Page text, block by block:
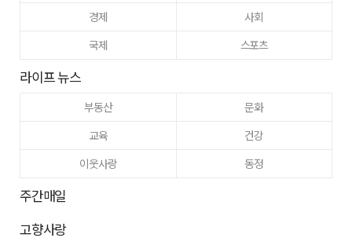
경제
사회
국제
스포츠
라이프 뉴스
부동산
문화
교육
건강
이웃사랑
동정
주간매일
고향사랑